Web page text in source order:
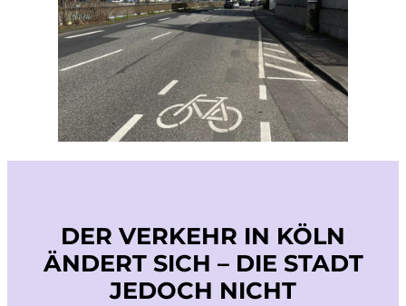
DER VERKEHR IN KÖLN
ÄNDERT SICH – DIE STADT
JEDOCH NICHT